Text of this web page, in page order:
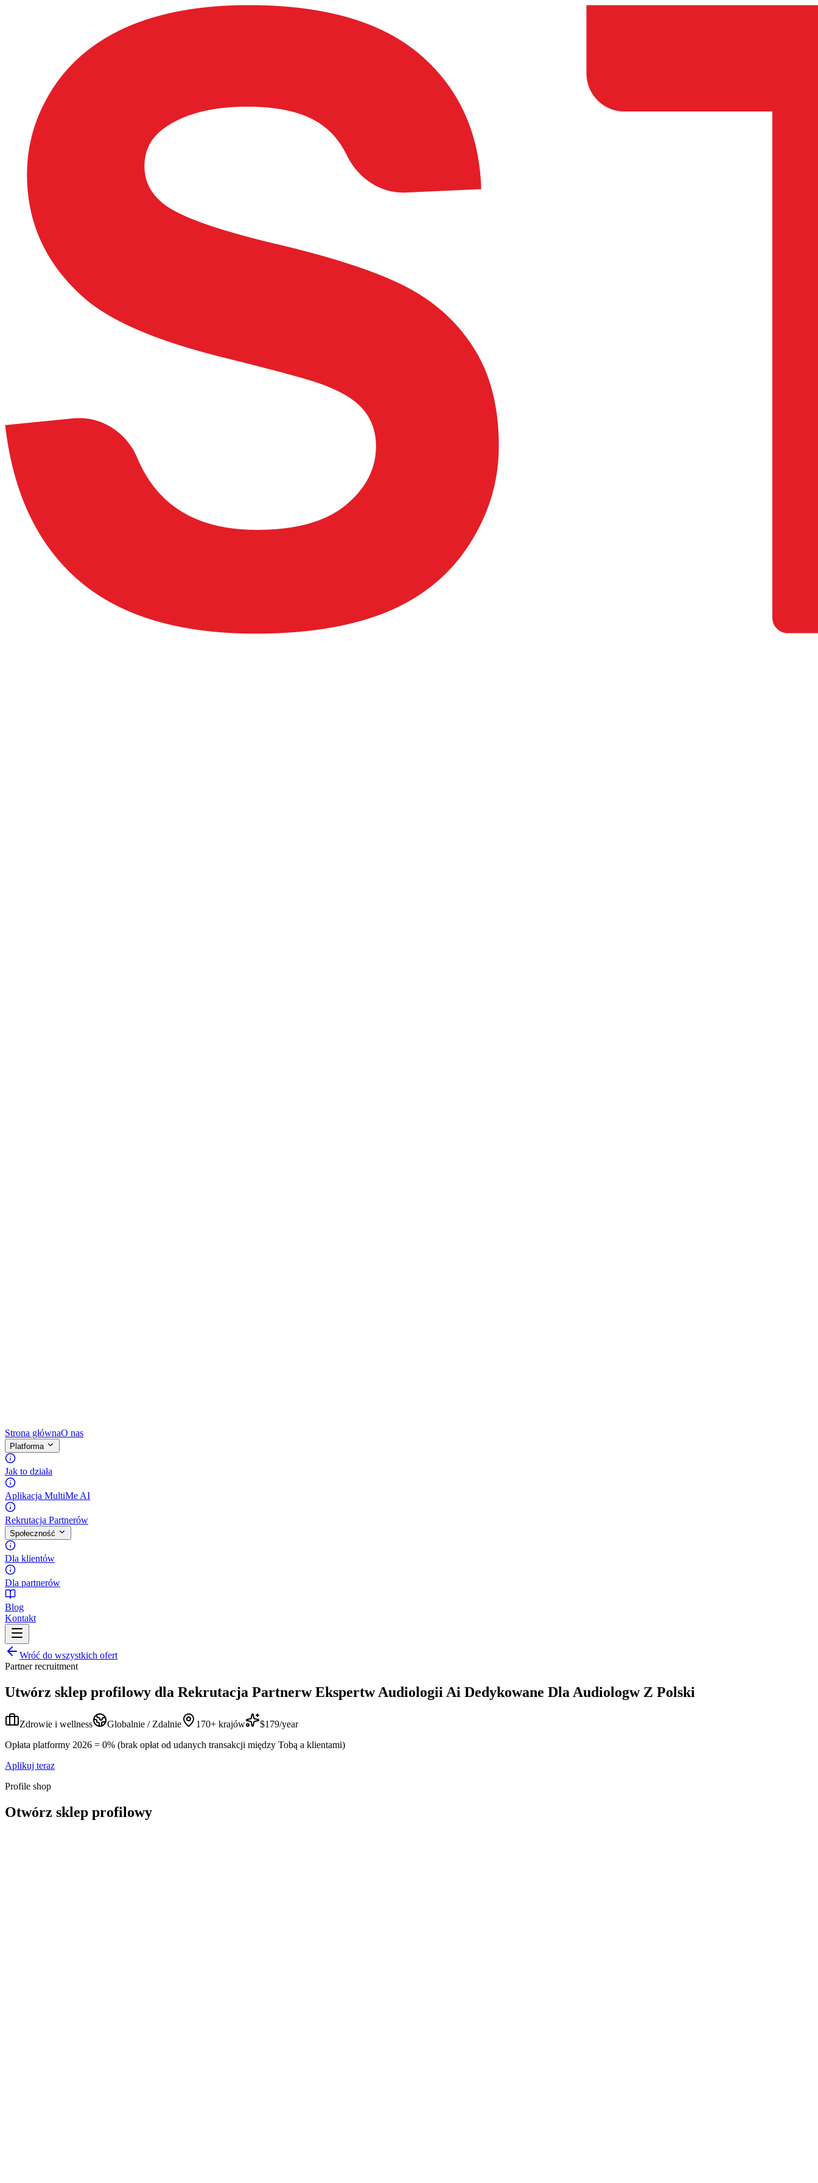
Strona głównaO nas
Platforma
Jak to działa
Aplikacja MultiMe AI
Rekrutacja Partnerów
Społeczność
Dla klientów
Dla partnerów
Blog
Kontakt
Wróć do wszystkich ofert
Partner recruitment
Utwórz sklep profilowy dla Rekrutacja Partnerw Ekspertw Audiologii Ai Dedykowane Dla Audiologw Z Polski
Zdrowie i wellness Globalnie / Zdalnie 170+ krajów
$179/year
Opłata platformy 2026 = 0% (brak opłat od udanych transakcji między Tobą a klientami)
Aplikuj teraz
Profile shop
Otwórz sklep profilowy